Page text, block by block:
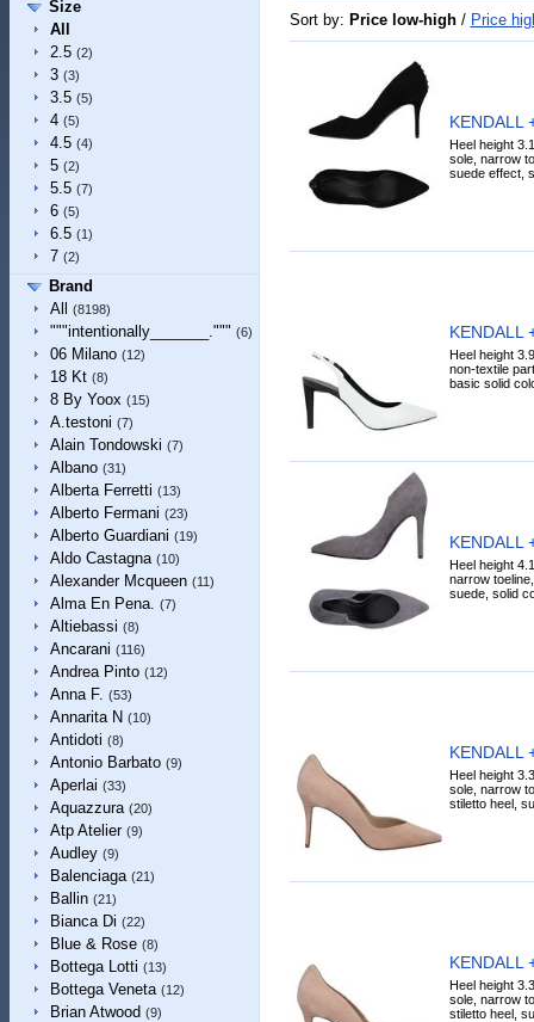
Size
All
2.5 (2)
3 (3)
3.5 (5)
4 (5)
4.5 (4)
5 (2)
5.5 (7)
6 (5)
6.5 (1)
7 (2)
Brand
All
(8198)
"""intentionally_______.""" (6)
06 Milano (12)
18 Kt (8)
8 By Yoox (15)
A.testoni (7)
Alain Tondowski (7)
Albano (31)
Alberta Ferretti (13)
Alberto Fermani (23)
Alberto Guardiani (19)
Aldo Castagna (10)
Alexander Mcqueen (11)
Alma En Pena. (7)
Altiebassi (8)
Ancarani (116)
Andrea Pinto (12)
Anna F. (53)
Annarita N (10)
Antidoti (8)
Antonio Barbato (9)
Aperlai (33)
Aquazzura (20)
Atp Atelier (9)
Audley (9)
Balenciaga (21)
Ballin (21)
Bianca Di (22)
Blue & Rose (8)
Bottega Lotti (13)
Bottega Veneta (12)
Brian Atwood (9)
Sort by: Price low-high/ Price
KENDALL
Heel height
sole, narrow
suede effect,
KENDALL
Heel height
non-textile
basic solid
KENDALL
Heel height
narrow
suede, solid
KENDALL
Heel height
sole, narrow
stiletto heel,
KENDALL
Heel height
sole, narrow
stiletto heel,